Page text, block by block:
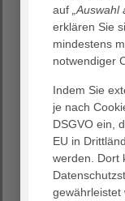
17. März 2022
Das
Fachklinik für
Top
das Ergebnis
auf
erklären Sie
mindestens
notwendiger
Indem Sie
je nach
DSGVO ein,
EU in
werden. Dort
gewährleistet